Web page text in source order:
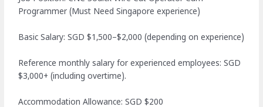
Programmer (Must Need Singapore experience)
Basic Salary: SGD $1,500–$2,000 (depending on experience)
Reference monthly salary for experienced employees: SGD
$3,000+ (including overtime).
Accommodation Allowance: SGD $200